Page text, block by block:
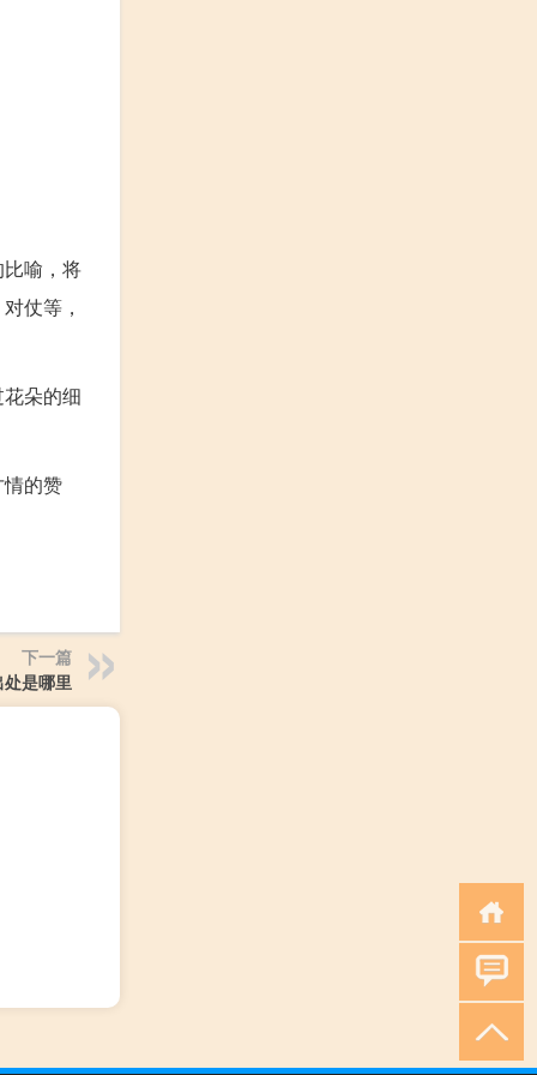
喻，将
仗等，
朵的细
的赞
下一篇
处是哪里